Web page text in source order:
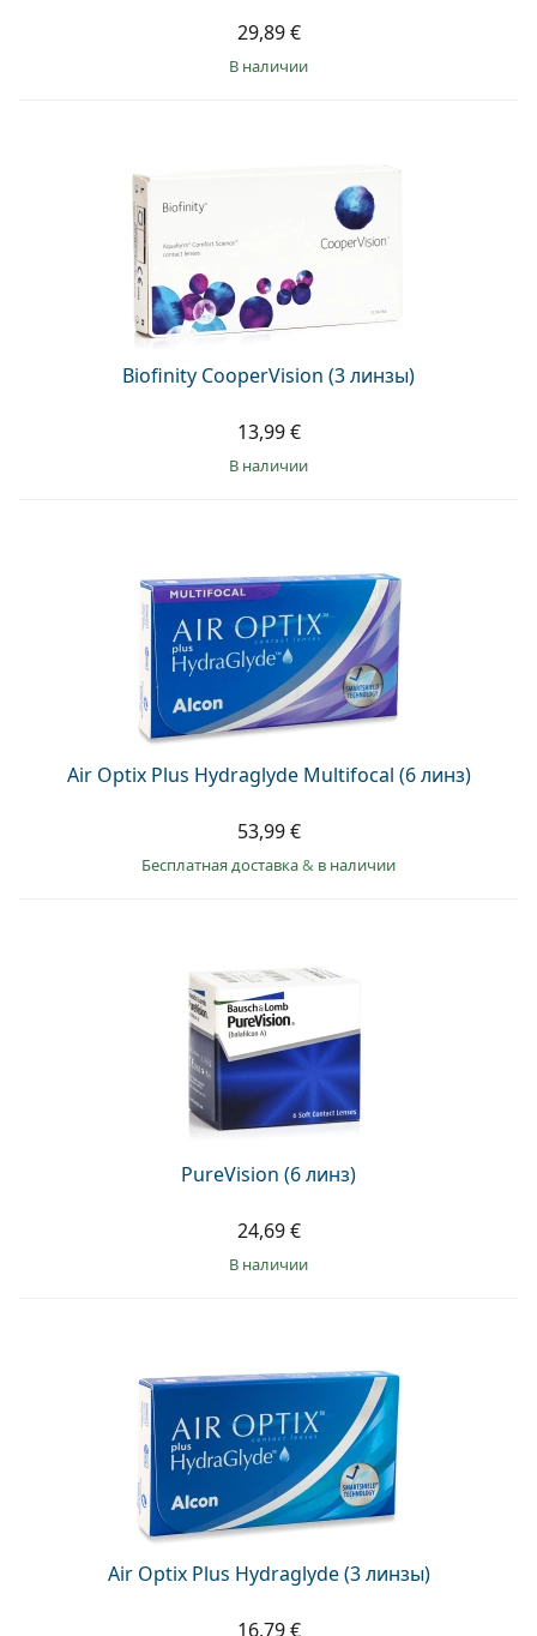
29,89 €
в наличии
Biofinity CooperVision (3 линзы)
13,99 €
в наличии
Air Optix Plus Hydraglyde Multifocal (6 линз)
53,99 €
Бесплатная доставка& в наличии
PureVision (6 линз)
24,69 €
в наличии
Air Optix Plus Hydraglyde (3 линзы)
16,79 €